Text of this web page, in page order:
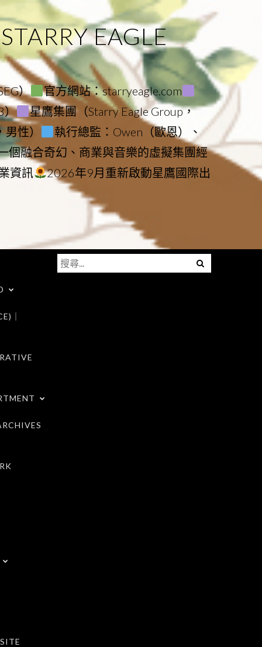
EAGLE
）
官方網站：starryeagle.com
）
星鷹集團（Starry Eagle Group，
性）
執行總監：Owen（歐恩）、
個融合奇幻、商業與音樂的虛擬集團經
資訊
2026年9月重新啟動星鷹國際出
｜
Menu
搜
尋